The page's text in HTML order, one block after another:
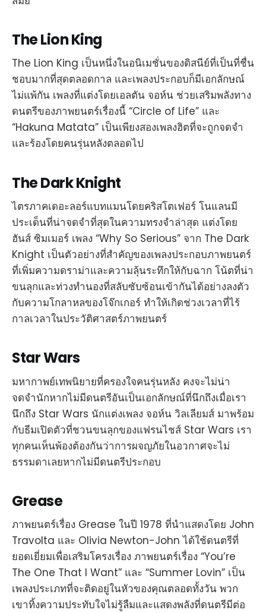
The Lion King
The Lion King เป็นหนึ่งในอนิเมชั่นของดิสนีย์ที่เป็นที่ชื่น
ชอบมากที่สุดตลอดกาล และเพลงประกอบก็มีเอกลักษณ์
ไม่แพ้กัน เพลงที่แต่งโดยเอลตัน จอห์น ช่วยเสริมพลังทาง
ดนตรีของภาพยนตร์เรื่องนี้ “Circle of Life” และ
“Hakuna Matata” เป็นเพียงสองเพลงฮิตที่จะถูกจดจำ
และร้องโดยคนรุ่นหลังตลอดไป
The Dark Knight
ไตรภาคเดอะลอร์แบทแมนโดยคริสโตเฟอร์ โนแลนมี
ประเด็นที่น่าจดจำที่สุดในความทรงจำล่าสุด แต่งโดย
ฮันส์ ซิมเมอร์ เพลง “Why So Serious” จาก The Dark
Knight เป็นตัวอย่างที่สำคัญของเพลงประกอบภาพยนตร์
ที่เพิ่มความดราม่าและความลุ้นระทึกให้กับฉาก โน้ตที่น่า
ขนลุกและท่วงทำนองที่สลับซับซ้อนเข้ากันได้อย่างลงตัว
กับความโกลาหลของโจ๊กเกอร์ ทำให้เกิดช่วงเวลาที่ไร้
กาลเวลาในประวัติศาสตร์ภาพยนตร์
Star Wars
มหากาพย์เทพนิยายที่ครองใจคนรุ่นหลัง คงจะไม่น่า
จดจำนักหากไม่มีดนตรีอันเป็นเอกลักษณ์ที่นึกถึงเมื่อเรา
นึกถึง Star Wars นักแต่งเพลง จอห์น วิลเลียมส์ มาพร้อม
กับธีมเปิดตัวที่ชวนขนลุกของแฟรนไชส์ Star Wars เรา
ทุกคนเห็นพ้องต้องกันว่าการผจญภัยในอวกาศจะไม่
ธรรมดาเลยหากไม่มีดนตรีประกอบ
Grease
ภาพยนตร์เรื่อง Grease ในปี 1978 ที่นำแสดงโดย John
Travolta และ Olivia Newton-John ได้ใช้ดนตรีที่
ยอดเยี่ยมเพื่อเสริมโครงเรื่อง ภาพยนตร์เรื่อง “You’re
The One That I Want” และ “Summer Lovin” เป็น
เพลงประเภทที่จะติดอยู่ในหัวของคุณตลอดทั้งวัน พวก
เขาทิ้งความประทับใจไม่รู้ลืมและแสดงพลังที่ดนตรีมีต่อ